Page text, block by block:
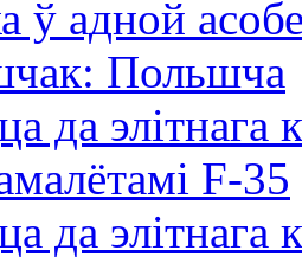
ў адной
да элітнага